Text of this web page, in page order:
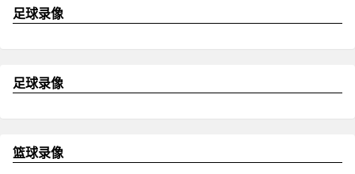
足球录像
足球录像
篮球录像